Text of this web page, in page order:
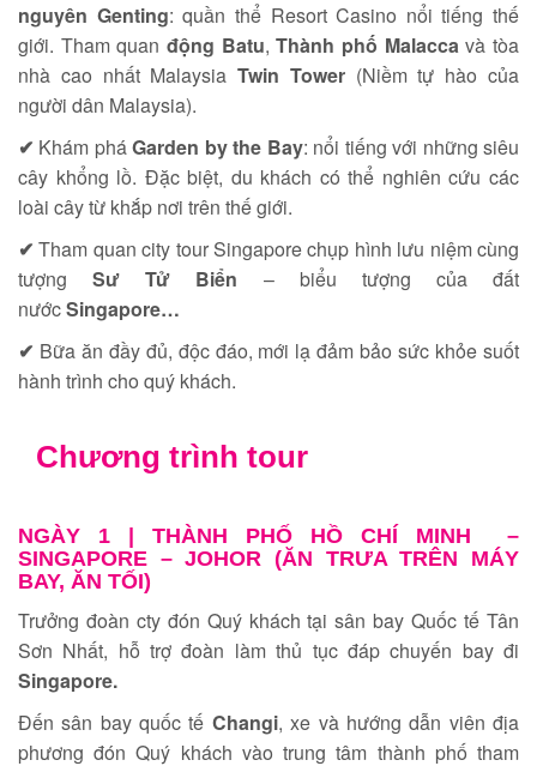
nguyên Genting: quần thể Resort Casino nổi tiếng thế
giới. Tham quan động Batu,Thành phố Malaccavà tòa
nhà cao nhất MalaysiaTwin Tower(Niềm tự hào của
người dân Malaysia).
✔ Khám pháGarden by the Bay: nổi tiếng với những siêu
cây khổng lồ. Đặc biệt, du khách có thể nghiên cứu các
loài cây từ khắp nơi trên thế giới.
✔Tham quan city tour Singapore chụp hình lưu niệm cùng
tượngSư Tử Biển – biểu tượng của đất
nướcSingapore…
✔ Bữa ăn đầy đủ, độc đáo, mới lạ đảm bảo sức khỏe suốt
hành trình cho quý khách.
Chương trình tour
NGÀY 1 |
THÀNH PHỐ HỒ CHÍ MINH –
SINGAPORE – JOHOR (ĂN TRƯA TRÊN MÁY
BAY, ĂN TỐI)
Trưởng đoàn cty đón Quý khách tại sân bay Quốc tế Tân
Sơn Nhất, hỗ trợ đoàn làm thủ tục đáp chuyến bay đi
Singapore.
Đến sân bay quốc tế Changi, xe và hướng dẫn viên địa
phương đón Quý khách vào trung tâm thành phố tham